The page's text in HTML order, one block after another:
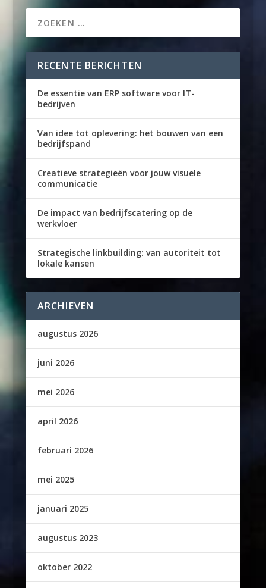
RECENTE BERICHTEN
De essentie van ERP software voor IT-
bedrijven
Van idee tot oplevering: het bouwen van een
bedrijfspand
Creatieve strategieën voor jouw visuele
communicatie
De impact van bedrijfscatering op de
werkvloer
Strategische linkbuilding: van autoriteit tot
lokale kansen
ARCHIEVEN
augustus 2026
juni 2026
mei 2026
april 2026
februari 2026
mei 2025
januari 2025
augustus 2023
oktober 2022